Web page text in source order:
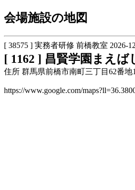
会場施設の地図
[ 38575 ] 実務者研修 前橋教室 2026-
[ 1162 ] 昌賢学園まえば
住所 群馬県前橋市南町三丁目62番地1
https://www.google.com/